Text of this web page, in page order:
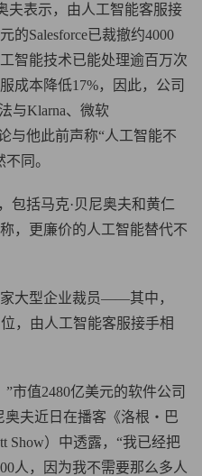
夫表示，由人工智能客服接
的Salesforce已裁撤约4000
智能技术已能处理逾百万次
成本降低17%，因此，公司
与Klarna、微软
与他此前声称“人工智能不
同。
包括马克·贝尼奥夫和黄仁
，更廉价的人工智能替代不
大型企业裁员——其中，
，由人工智能客服接手相
市值2480亿美元的软件公司
奥夫近日在播客《洛根・巴
Show）中透露，“我已经把
人，因为我不需要那么多人